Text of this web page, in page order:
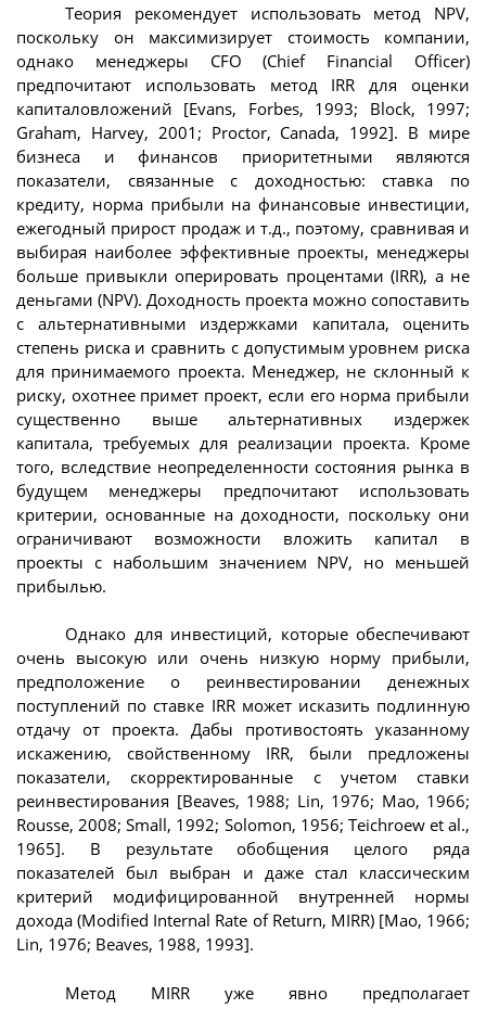
Теория рекомендует использовать метод NPV,
поскольку он максимизирует стоимость компании,
однако менеджеры CFO (Chief Financial Officer)
предпочитают использовать метод IRR для оценки
капиталовложений [Evans, Forbes, 1993; Block, 1997;
Graham, Harvey, 2001; Proctor, Canada, 1992]. В мире
бизнеса и финансов приоритетными являются
показатели, связанные с доходностью: ставка по
кредиту, норма прибыли на финансовые инвестиции,
ежегодный прирост продаж и т.д., поэтому, сравнивая и
выбирая наиболее эффективные проекты, менеджеры
больше привыкли оперировать процентами (IRR), а не
деньгами (NPV). Доходность проекта можно сопоставить
с альтернативными издержками капитала, оценить
степень риска и сравнить с допустимым уровнем риска
для принимаемого проекта. Менеджер, не склонный к
риску, охотнее примет проект, если его норма прибыли
существенно выше альтернативных издержек
капитала, требуемых для реализации проекта. Кроме
того, вследствие неопределенности состояния рынка в
будущем менеджеры предпочитают использовать
критерии, основанные на доходности, поскольку они
ограничивают возможности вложить капитал в
проекты с набольшим значением NPV, но меньшей
прибылью.
Однако для инвестиций, которые обеспечивают
очень высокую или очень низкую норму прибыли,
предположение о реинвестировании денежных
поступлений по ставке IRR может исказить подлинную
отдачу от проекта. Дабы противостоять указанному
искажению, свойственному IRR, были предложены
показатели, скорректированные с учетом ставки
реинвестирования [Beaves, 1988; Lin, 1976; Mao, 1966;
Rousse, 2008; Small, 1992; Solomon, 1956; Teichroew et al.,
1965]. В результате обобщения целого ряда
показателей был выбран и даже стал классическим
критерий модифицированной внутренней нормы
дохода (Modified Internal Rate of Return, MIRR) [Mao, 1966;
Lin, 1976; Beaves, 1988, 1993].
Метод MIRR уже явно предполагает